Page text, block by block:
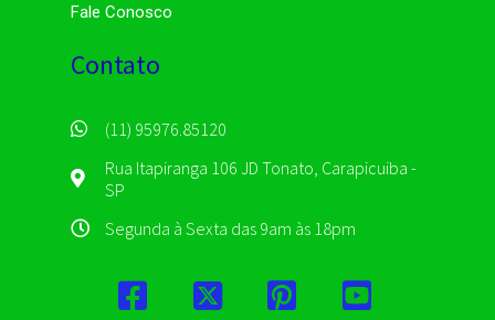
Fale Conosco
Contato
(11) 95976.85120
Rua Itapiranga 106 JD Tonato, Carapicuiba -
SP
Segunda à Sexta das 9am às 18pm